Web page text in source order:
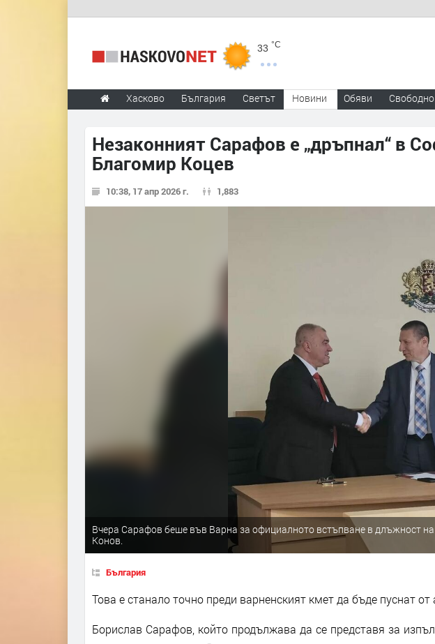
33 °C
Хасково България Светът Новини Обяви
Незаконният Сарафов е „дръпнал“ в
Благомир Коцев
10:38, 17 апр 2026 г. 1,883
Вчера Сарафов беше във Варна за официалното встъпване в длъжност
Конов.
България
Това е станало точно преди варненският кмет да бъде пуснат
Борислав Сарафов, който продължава да се представя за